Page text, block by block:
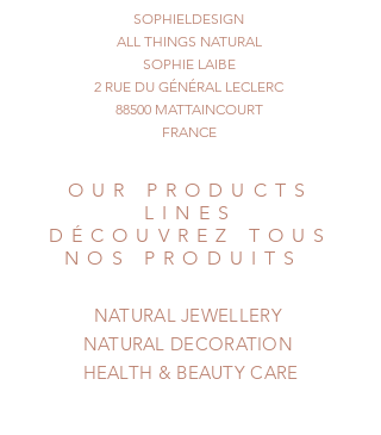
tie it on your neck without a clasp,
have to entwine the two ends of the
necklace
on your nape.
One of a kind. (I have only one,
© All Things Natural
April 2014, Natural Jewel
SOPHIELDESIGN
ALL THINGS NATURAL
SOPHIE LAIBE
2 RUE DU GÉNÉRAL LECLERC
88500 MATTAINCOURT
FRANCE
OUR PRODUCTS
LINES
DÉCOUVREZ TOUS
NOS PRODUITS
NATURAL JEWELLERY
NATURAL DECORATION
HEALTH & BEAUTY CARE